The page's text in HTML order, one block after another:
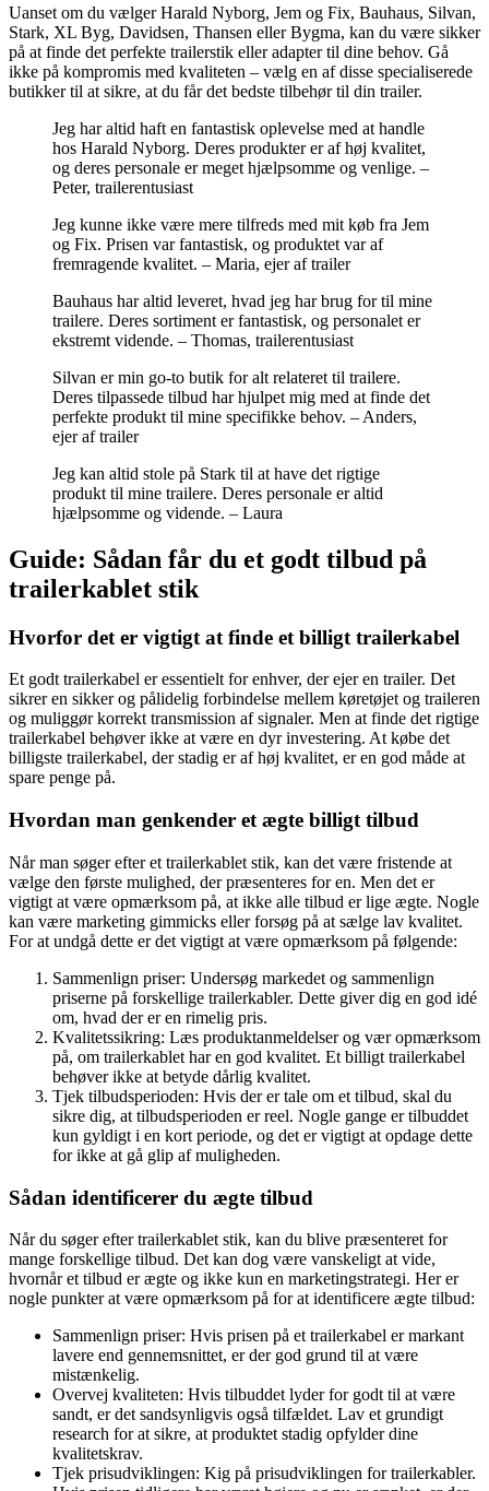
Uanset om du vælger Harald Nyborg, Jem og Fix, Bauhaus, Silvan,
Stark, XL Byg, Davidsen, Thansen eller Bygma, kan du være sikker
på at finde det perfekte trailerstik eller adapter til dine behov. Gå
ikke på kompromis med kvaliteten – vælg en af ​​disse specialiserede
butikker til at sikre, at du får det bedste tilbehør til din trailer.
Jeg har altid haft en fantastisk oplevelse med at handle
hos Harald Nyborg. Deres produkter er af høj kvalitet,
og deres personale er meget hjælpsomme og venlige. –
Peter, trailerentusiast
Jeg kunne ikke være mere tilfreds med mit køb fra Jem
og Fix. Prisen var fantastisk, og produktet var af
fremragende kvalitet. – Maria, ejer af trailer
Bauhaus har altid leveret, hvad jeg har brug for til mine
trailere. Deres sortiment er fantastisk, og personalet er
ekstremt vidende. – Thomas, trailerentusiast
Silvan er min go-to butik for alt relateret til trailere.
Deres tilpassede tilbud har hjulpet mig med at finde det
perfekte produkt til mine specifikke behov. – Anders,
ejer af trailer
Jeg kan altid stole på Stark til at have det rigtige
produkt til mine trailere. Deres personale er altid
hjælpsomme og vidende. – Laura
Guide: Sådan får du et godt tilbud på
trailerkablet stik
Hvorfor det er vigtigt at finde et billigt trailerkabel
Et godt trailerkabel er essentielt for enhver, der ejer en trailer. Det
sikrer en sikker og pålidelig forbindelse mellem køretøjet og traileren
og muliggør korrekt transmission af signaler. Men at finde det rigtige
trailerkabel behøver ikke at være en dyr investering. At købe det
billigste trailerkabel, der stadig er af høj kvalitet, er en god måde at
spare penge på.
Hvordan man genkender et ægte billigt tilbud
Når man søger efter et trailerkablet stik, kan det være fristende at
vælge den første mulighed, der præsenteres for en. Men det er
vigtigt at være opmærksom på, at ikke alle tilbud er lige ægte. Nogle
kan være marketing gimmicks eller forsøg på at sælge lav kvalitet.
For at undgå dette er det vigtigt at være opmærksom på følgende:
Sammenlign priser: Undersøg markedet og sammenlign
priserne på forskellige trailerkabler. Dette giver dig en god idé
om, hvad der er en rimelig pris.
Kvalitetssikring: Læs produktanmeldelser og vær opmærksom
på, om trailerkablet har en god kvalitet. Et billigt trailerkabel
behøver ikke at betyde dårlig kvalitet.
Tjek tilbudsperioden: Hvis der er tale om et tilbud, skal du
sikre dig, at tilbudsperioden er reel. Nogle gange er tilbuddet
kun gyldigt i en kort periode, og det er vigtigt at opdage dette
for ikke at gå glip af muligheden.
Sådan identificerer du ægte tilbud
Når du søger efter trailerkablet stik, kan du blive præsenteret for
mange forskellige tilbud. Det kan dog være vanskeligt at vide,
hvornår et tilbud er ægte og ikke kun en marketingstrategi. Her er
nogle punkter at være opmærksom på for at identificere ægte tilbud:
Sammenlign priser: Hvis prisen på et trailerkabel er markant
lavere end gennemsnittet, er der god grund til at være
mistænkelig.
Overvej kvaliteten: Hvis tilbuddet lyder for godt til at være
sandt, er det sandsynligvis også tilfældet. Lav et grundigt
research for at sikre, at produktet stadig opfylder dine
kvalitetskrav.
Tjek prisudviklingen: Kig på prisudviklingen for trailerkabler.